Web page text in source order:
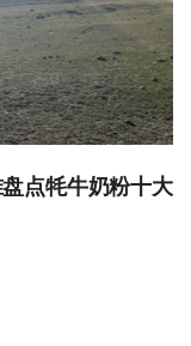
点牦牛奶粉十大